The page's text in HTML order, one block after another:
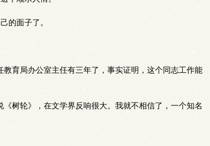
的面子了。
育局办公室主任有三年了，事实证明，这个同志工作能
树轮》，在文学界反响很大。我就不相信了，一个知名